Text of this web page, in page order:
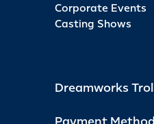
Corporate Events
Casting Shows
Dreamworks